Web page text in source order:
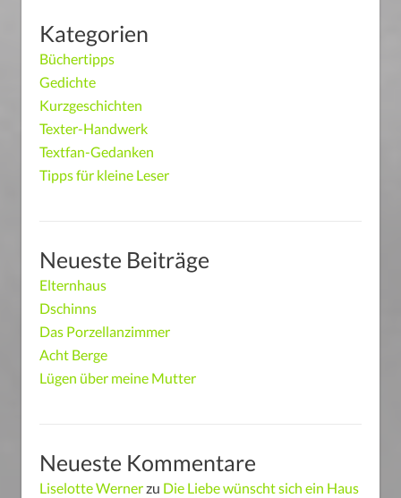
Kategorien
Büchertipps
Gedichte
Kurzgeschichten
Texter-Handwerk
Textfan-Gedanken
Tipps für kleine Leser
Neueste Beiträge
Elternhaus
Dschinns
Das Porzellanzimmer
Acht Berge
Lügen über meine Mutter
Neueste Kommentare
Liselotte Wernerzu Die Liebe wünscht sich ein Haus